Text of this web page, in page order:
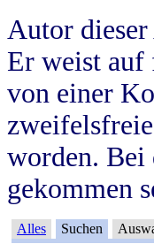
Autor
Er weist auf
von einer
worden. Bei
gekommen
Alles Suchen